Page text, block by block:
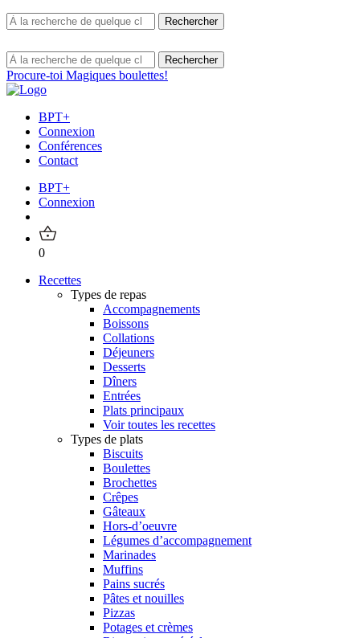
Procure-toi Magiques boulettes!
BPT+
Connexion
Conférences
Contact
BPT+
Connexion
0
Recettes
Types de repas
Accompagnements
Boissons
Collations
Déjeuners
Desserts
Dîners
Entrées
Plats principaux
Voir toutes les recettes
Types de plats
Biscuits
Boulettes
Brochettes
Crêpes
Gâteaux
Hors-d’oeuvre
Légumes d’accompagnement
Marinades
Muffins
Pains sucrés
Pâtes et nouilles
Pizzas
Potages et crèmes